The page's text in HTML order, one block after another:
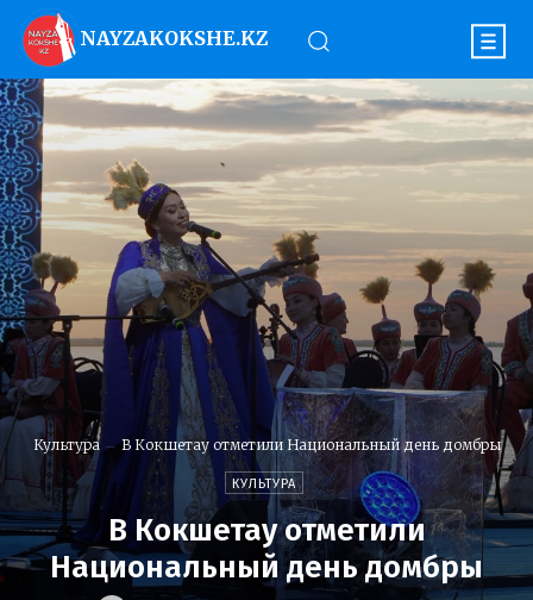
NAYZAKOKSHE.KZ
Культура В Кокшетау отметили Национальный день домбры
КУЛЬТУРА
В Кокшетау отметили
Национальный день домбры